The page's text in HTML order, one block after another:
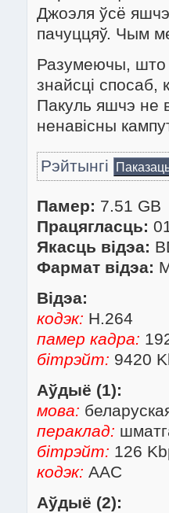
Джоэля ўсё
пачуццяў. Чым
Разумеючы, што
знайсці спосаб,
Пакуль яшчэ не
ненавісны
Рэйтынгі
Памер: 7.51 GB
Працягласць:
Якасць відэа:
Фармат відэа:
Відэа:
кодэк: H.264
памер кадра:
бітрэйт: 9420
Аўдыё (1):
мова:
пераклад:
бітрэйт: 126
кодэк: AAC
Аўдыё (2):